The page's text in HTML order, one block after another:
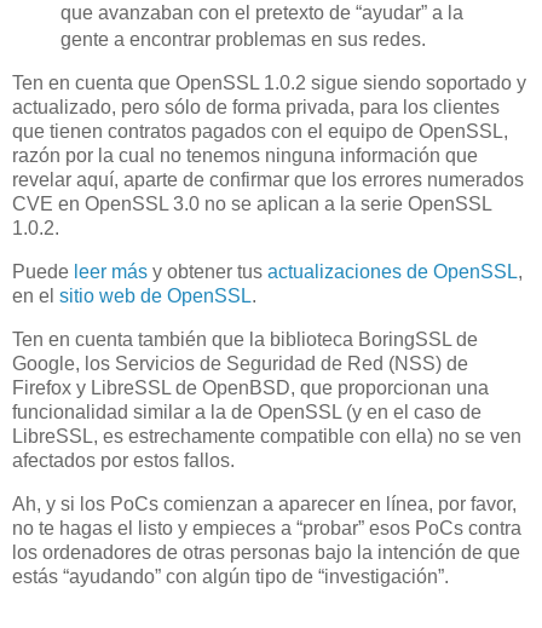
que avanzaban con el pretexto de “ayudar” a la
gente a encontrar problemas en sus redes.
Ten en cuenta que OpenSSL 1.0.2 sigue siendo soportado y
actualizado, pero sólo de forma privada, para los clientes
que tienen contratos pagados con el equipo de OpenSSL,
razón por la cual no tenemos ninguna información que
revelar aquí, aparte de confirmar que los errores numerados
CVE en OpenSSL 3.0 no se aplican a la serie OpenSSL
1.0.2.
Puede leer más y obtener tus actualizaciones de OpenSSL,
en el sitio web de OpenSSL.
Ten en cuenta también que la biblioteca BoringSSL de
Google, los Servicios de Seguridad de Red (NSS) de
Firefox y LibreSSL de OpenBSD, que proporcionan una
funcionalidad similar a la de OpenSSL (y en el caso de
LibreSSL, es estrechamente compatible con ella) no se ven
afectados por estos fallos.
Ah, y si los PoCs comienzan a aparecer en línea, por favor,
no te hagas el listo y empieces a “probar” esos PoCs contra
los ordenadores de otras personas bajo la intención de que
estás “ayudando” con algún tipo de “investigación”.